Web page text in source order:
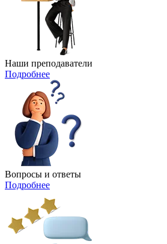
Наши преподаватели​
Подробнее
Вопросы и ответы
Подробнее